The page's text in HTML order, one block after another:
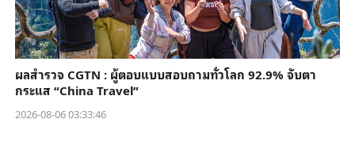
ผลสำรวจ CGTN : ผู้ตอบแบบสอบถามทั่วโลก 92.9% จับตา
กระแส “China Travel”
2026-08-06 03:33:46